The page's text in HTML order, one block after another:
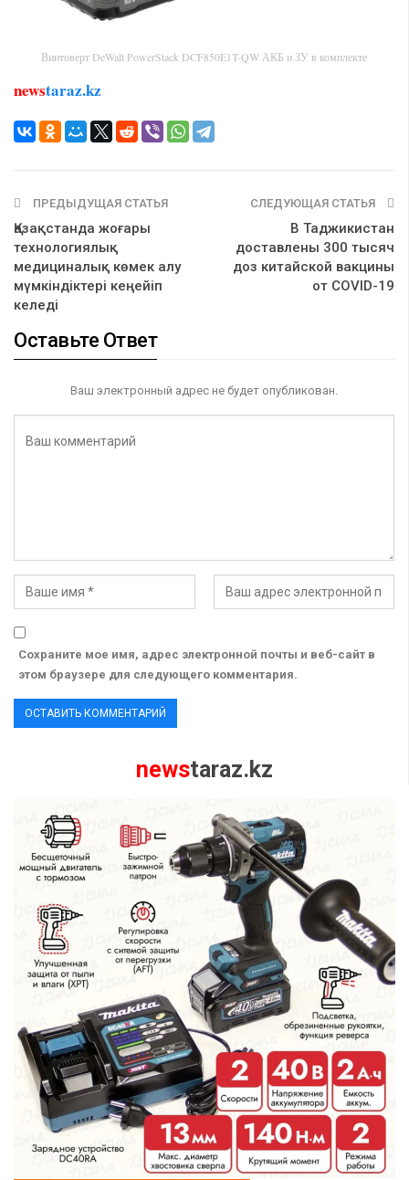
Винтоверт DeWalt PowerStack DCF850E1T-QW АКБ и ЗУ в комплекте
newstaraz.kz
ПРЕДЫДУЩАЯ СТАТЬЯ
Қазақстанда жоғары
технологиялық
медициналық көмек алу
мүмкіндіктері кеңейіп
келеді
СЛЕДУЮЩАЯ СТАТЬЯ
В Таджикистан
доставлены 300 тысяч
доз китайской вакцины
от COVID-19
Оставьте Ответ
Ваш электронный адрес не будет опубликован.
Сохраните мое имя, адрес электронной почты и веб-сайт в
этом браузере для следующего комментария.
newstaraz.kz